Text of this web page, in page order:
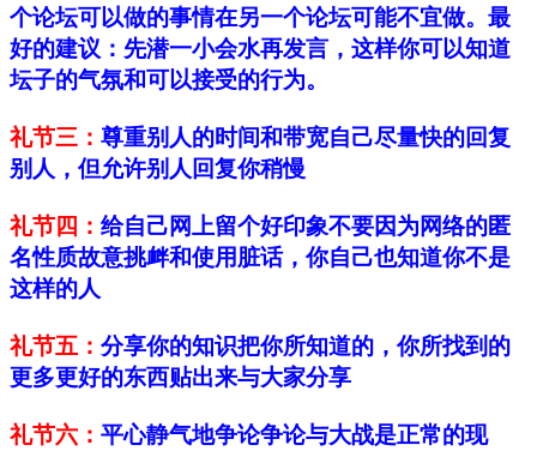
个论坛可以做的事情在另一个论坛可能不宜做。最
好的建议：先潜一小会水再发言，这样你可以知道
坛子的气氛和可以接受的行为。
礼节三： 尊重别人的时间和带宽自己尽量快的回复
别人，但允许别人回复你稍慢
礼节四： 给自己网上留个好印象不要因为网络的匿
名性质故意挑衅和使用脏话，你自己也知道你不是
这样的人
礼节五： 分享你的知识把你所知道的，你所找到的
更多更好的东西贴出来与大家分享
礼节六： 平心静气地争论争论与大战是正常的现